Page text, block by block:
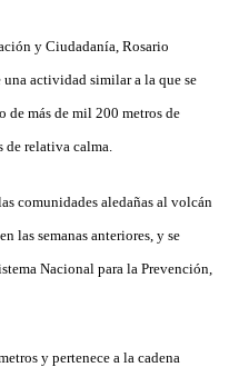
y Ciudadanía, Rosario
actividad similar a la que se
de más de mil 200 metros de
relativa calma.
comunidades aledañas al volcán
las semanas anteriores, y se
Nacional para la Prevención,
y pertenece a la cadena